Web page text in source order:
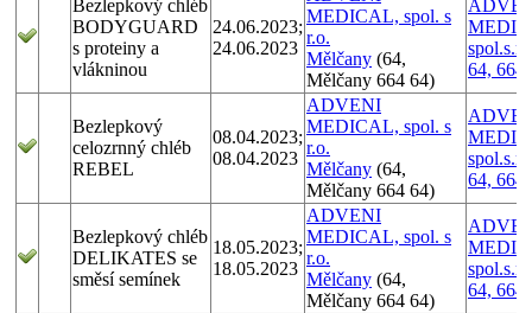
Bezlepkový chléb
BODYGUARD
s proteiny a
vlákninou
24.06.2023;
24.06.2023
MEDICAL, spol. s
r.o.
Mělčany (64,
Mělčany 664 64)
64, 664
Bezlepkový
celozrnný chléb
REBEL
08.04.2023;
08.04.2023
ADVENI
MEDICAL, spol. s
r.o.
Mělčany (64,
Mělčany 664 64)
64, 664
Bezlepkový chléb
DELIKATES se
směsí semínek
18.05.2023;
18.05.2023
ADVENI
MEDICAL, spol. s
r.o.
Mělčany (64,
Mělčany 664 64)
64, 664